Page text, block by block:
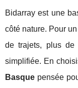
Bidarray est une
côté nature. Pour
de trajets, plus de
simplifiée. En
Basque pensée